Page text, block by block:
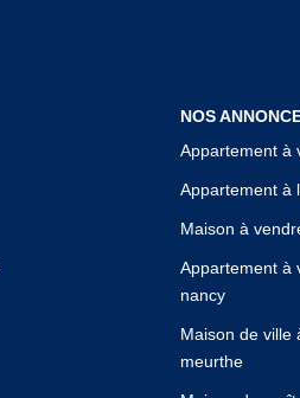
NOS
Appartement à
Appartement à
Maison à
Appartement à
nancy
Maison de ville
meurthe